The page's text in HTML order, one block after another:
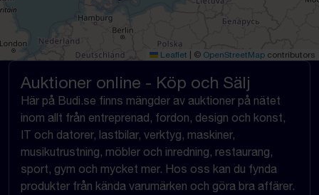
Leaflet | © OpenStreetMap contributors
Auktioner online - Köp och Sälj
Här på Budi.se finns mängder av auktioner på nätet
inom allt från entreprenad, fordon, design och konst,
IT och datorer, lastbilar, verktyg, maskiner,
musikutrustning, möbler och inredning, restaurang,
sport, gym och mycket mer. Hos oss kan du fynda
produkter från kända varumärken och göra bra affärer.